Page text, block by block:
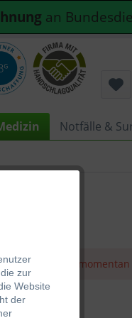
an
Notfälle &
zur
Website
der
Artikel ist
*